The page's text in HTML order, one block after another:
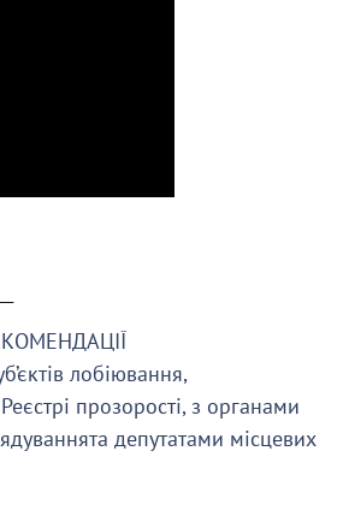
лобіювання,
прозорості, з органами
депутатами місцевих